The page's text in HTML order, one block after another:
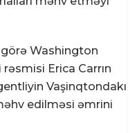
Washington
Erica Carrın
Vaşinqtondakı
edilməsi əmrini